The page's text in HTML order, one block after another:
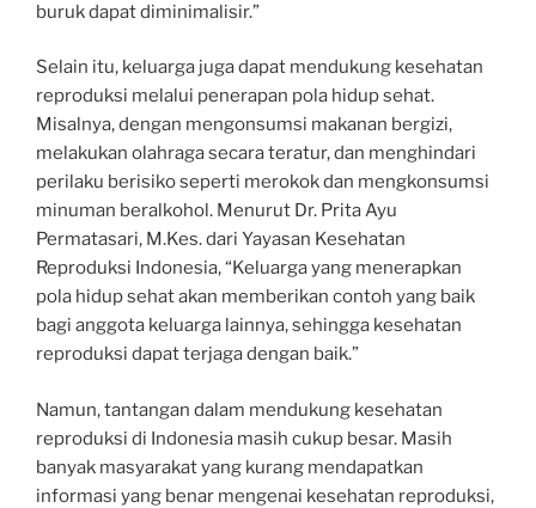
buruk dapat diminimalisir.”
Selain itu, keluarga juga dapat mendukung kesehatan
reproduksi melalui penerapan pola hidup sehat.
Misalnya, dengan mengonsumsi makanan bergizi,
melakukan olahraga secara teratur, dan menghindari
perilaku berisiko seperti merokok dan mengkonsumsi
minuman beralkohol. Menurut Dr. Prita Ayu
Permatasari, M.Kes. dari Yayasan Kesehatan
Reproduksi Indonesia, “Keluarga yang menerapkan
pola hidup sehat akan memberikan contoh yang baik
bagi anggota keluarga lainnya, sehingga kesehatan
reproduksi dapat terjaga dengan baik.”
Namun, tantangan dalam mendukung kesehatan
reproduksi di Indonesia masih cukup besar. Masih
banyak masyarakat yang kurang mendapatkan
informasi yang benar mengenai kesehatan reproduksi,